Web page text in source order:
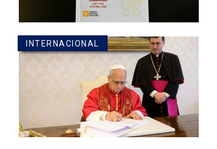
INTERNACIONAL